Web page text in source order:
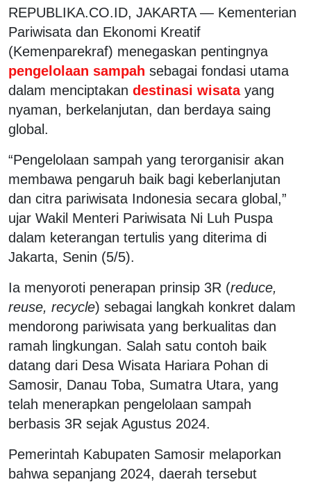
REPUBLIKA.CO.ID, JAKARTA— Kementerian
Pariwisata dan Ekonomi Kreatif
(Kemenparekraf) menegaskan pentingnya
pengelolaan sampah sebagai fondasi utama
dalam menciptakan destinasi wisata yang
nyaman, berkelanjutan, dan berdaya saing
global.
“Pengelolaan sampah yang terorganisir akan
membawa pengaruh baik bagi keberlanjutan
dan citra pariwisata Indonesia secara global,”
ujar Wakil Menteri Pariwisata Ni Luh Puspa
dalam keterangan tertulis yang diterima di
Jakarta, Senin (5/5).
Ia menyoroti penerapan prinsip 3R (reduce,
reuse, recycle) sebagai langkah konkret dalam
mendorong pariwisata yang berkualitas dan
ramah lingkungan. Salah satu contoh baik
datang dari Desa Wisata Hariara Pohan di
Samosir, Danau Toba, Sumatra Utara, yang
telah menerapkan pengelolaan sampah
berbasis 3R sejak Agustus 2024.
Pemerintah Kabupaten Samosir melaporkan
bahwa sepanjang 2024, daerah tersebut